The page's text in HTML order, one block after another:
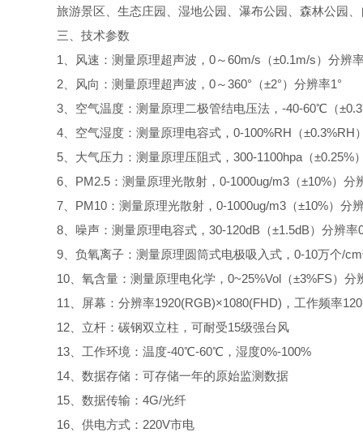
旅游景区、生态庄园、湿地公园、瀑布公园、森林公园
三、技术参数
1、风速：测量原理超声波，0～60m/s（±0.1m/s）分辨
2、风向：测量原理超声波，0～360°（±2°）分辨率1°
3、空气温度：测量原理二极管结电压法，-40-60℃（
4、空气湿度：测量原理电容式，0-100%RH（±0.3%RH
5、大气压力：测量原理压阻式，300-1100hpa（±0.25%
6、PM2.5：测量原理光散射，0-1000ug/m3（±10%）分
7、PM10：测量原理光散射，0-1000ug/m3（±10%）分
8、噪声：测量原理电容式，30-120dB（±1.5dB）分辨率
9、负氧离子：测量原理圆筒式电极吸入式，0-10万个/
10、氧含量：测量原理电化学，0~25%Vol（±3%FS）分
11、屏幕：分辨率1920(RGB)×1080(FHD)，工作频率
12、立杆：碳钢双立柱，可耐受15级强台风
13、工作环境：温度-40℃-60℃，湿度0%-100%
14、数据存储：可存储一年的原始监测数据
15、数据传输：4G/光纤
16、供电方式：220V市电